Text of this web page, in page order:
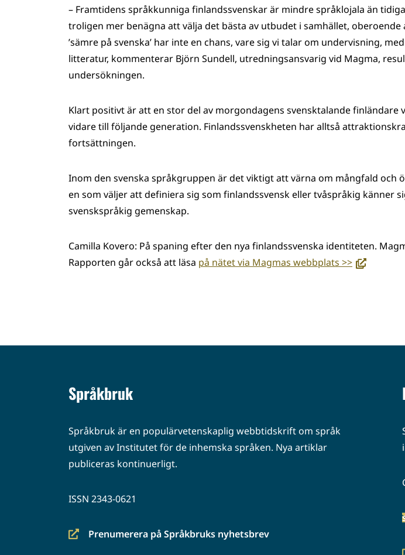
– Framtidens språkkunniga finlandssvenskar är mindre språklojala än
troligen mer benägna att välja det bästa av utbudet i samhället, oberoende
’sämre på svenska’ har inte en chans, vare sig vi talar om undervisning,
litteratur, kommenterar Björn Sundell, utredningsansvarig vid Magma,
undersökningen.
Klart positivt är att en stor del av morgondagens svensktalande finländare
vidare till följande generation. Finlandssvenskheten har alltså
fortsättningen.
Inom den svenska språkgruppen är det viktigt att värna om mångfald och
en som väljer att definiera sig som finlandssvensk eller tvåspråkig känner
svenskspråkig gemenskap.
Camilla Kovero: På spaning efter den nya finlandssvenska identiteten.
Rapporten går också att läsa på nätet via Magmas webbplats >>(avautuu
palveluun)
Språkbruk
Språkbruk är en populärvetenskaplig webbtidskrift om språk
utgiven av Institutet för de inhemska språken. Nya artiklar
publiceras kontinuerligt.
ISSN 2343-0621
Prenumerera på Språkbruks nyhetsbrev
(siirryt